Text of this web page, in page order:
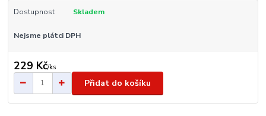
Dostupnost Skladem
Nejsme plátci DPH
229 Kč/ks
Přidat do košíku